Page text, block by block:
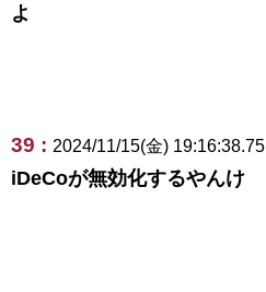
よ
39 : 2024/11/15(金) 19:16:38.75
iDeCoが無効化するやんけ